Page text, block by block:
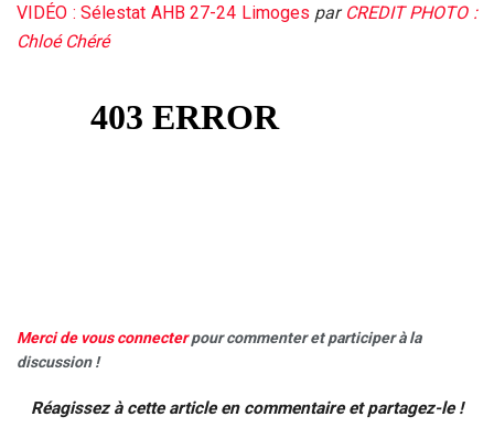
VIDÉO : Sélestat AHB 27-24 Limoges par CREDIT PHOTO :
Chloé Chéré
Merci de vousconnecterpour commenter et participer à la
discussion !
Réagissez à cette article en commentaire et partagez-le !